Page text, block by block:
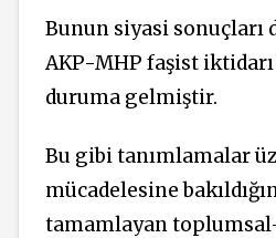
Bunun siyasi sonuçları
AKP-MHP faşist iktidarı
duruma gelmiştir.
Bu gibi tanımlamalar
mücadelesine
tamamlayan